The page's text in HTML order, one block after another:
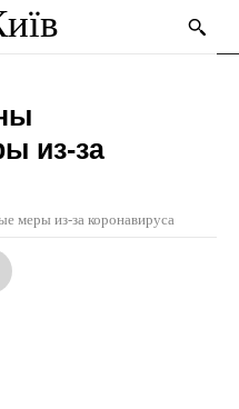
из-за
меры из-за коронавируса